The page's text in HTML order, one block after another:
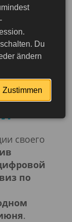
22.05.2025
своего
по
.
Du
ändern
Zustimmen